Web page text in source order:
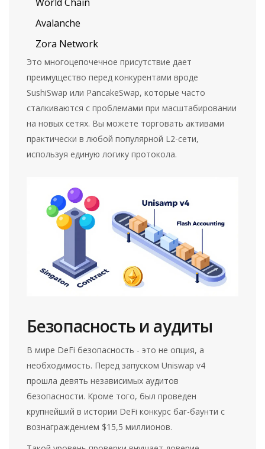
Avalanche
Zora Network
Это многоцепочечное присутствие дает
преимущество перед конкурентами вроде
SushiSwap или PancakeSwap, которые часто
сталкиваются с проблемами при масштабировании
на новых сетях. Вы можете торговать активами
практически в любой популярной L2-сети,
используя единую логику протокола.
Безопасность и аудиты
В мире DeFi безопасность - это не опция, а
необходимость. Перед запуском Uniswap v4
прошла девять независимых аудитов
безопасности. Кроме того, был проведен
крупнейший в истории DeFi конкурс баг-баунти с
вознаграждением $15,5 миллионов.